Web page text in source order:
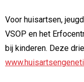
Voor huisartsen,
VSOP en het
bij kinderen. Deze